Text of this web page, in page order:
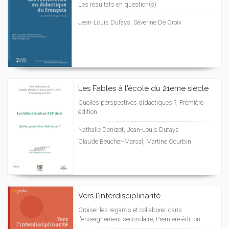
Les résultats en question(s)
Jean-Louis Dufays, Séverine De Croix
Les Fables à l'école du 21ème siècle
Quelles perspectives didactiques ?, Première
édition
Nathalie Denizot, Jean-Louis Dufays
Claude Beucher-Marsal, Martine Courbin
Vers l'interdisciplinarité
Croiser les regards et collaborer dans
l'enseignement secondaire, Première édition